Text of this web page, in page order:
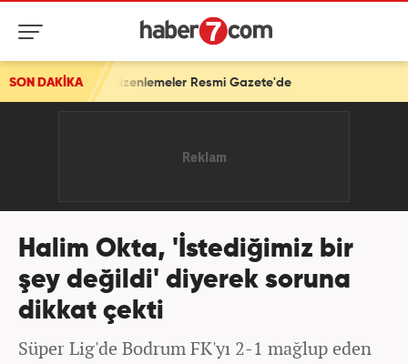
SON DAKİKA
düzenlemeler Resmi Gazete'de
Halim Okta, 'İstediğimiz bir
şey değildi' diyerek soruna
dikkat çekti
Süper Lig'de Bodrum FK'yı 2-1 mağlup eden